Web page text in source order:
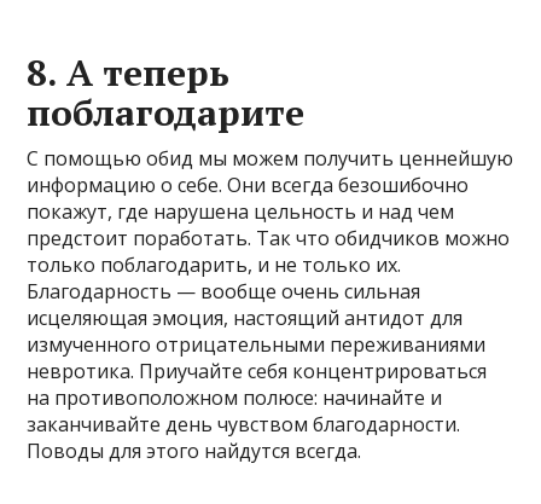
8. А теперь
поблагодарите
С помощью обид мы можем получить ценнейшую
информацию о себе. Они всегда безошибочно
покажут, где нарушена цельность и над чем
предстоит поработать. Так что обидчиков можно
только поблагодарить, и не только их.
Благодарность — вообще очень сильная
исцеляющая эмоция, настоящий антидот для
измученного отрицательными переживаниями
невротика. Приучайте себя концентрироваться
на противоположном полюсе: начинайте и
заканчивайте день чувством благодарности.
Поводы для этого найдутся всегда.